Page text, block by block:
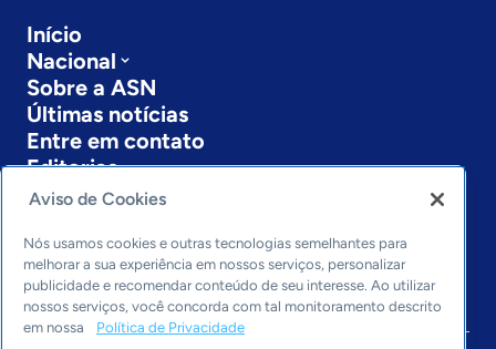
Início
Nacional
Sobre a ASN
Últimas notícias
Entre em contato
Editorias
Economia & Política
Inovação & Tecnologia
Cultura empreendedora
Dados
Arquivo
Aviso de Cookies
Nós usamos cookies e outras tecnologias semelhantes para
melhorar a sua experiência em nossos serviços, personalizar
publicidade e recomendar conteúdo de seu interesse. Ao utilizar
nossos serviços, você concorda com tal monitoramento descrito
em nossa
Política de Privacidade